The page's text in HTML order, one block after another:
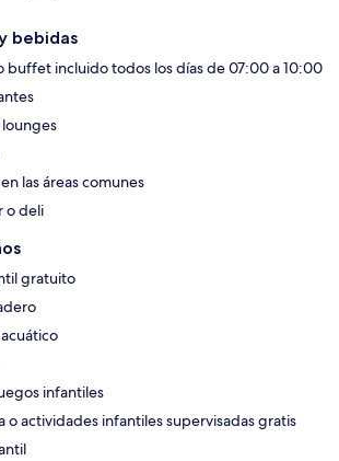
bebidas
buffet incluido todos los días de 07:00 a 10:00
las áreas comunes
o deli
gratuito
infantiles
o actividades infantiles supervisadas gratis